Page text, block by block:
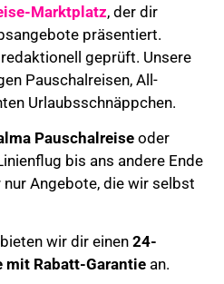
Marktplatz, der dir
präsentiert.
geprüft. Unsere
Pauschalreisen, All-
Urlaubsschnäppchen.
Pauschalreise oder
bis ans andere Ende
Angebote, die wir selbst
wir dir einen 24-
mit Rabatt-Garantie an.